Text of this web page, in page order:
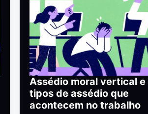
Assédio moral vertical e
tipos de assédio que
acontecem no trabalho